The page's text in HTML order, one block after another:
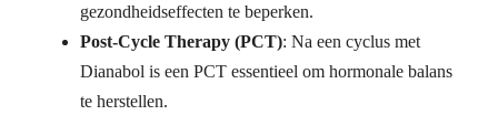
gezondheidseffecten te beperken.
Post-Cycle Therapy (PCT): Na een cyclus met
Dianabol is een PCT essentieel om hormonale balans
te herstellen.